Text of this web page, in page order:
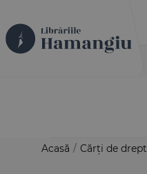
Acasă / Cărți de drept